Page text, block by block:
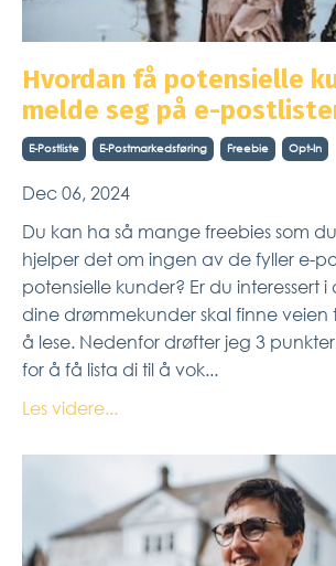
Hvordan få potensielle
melde seg på e-
E-Postliste E-Postmarkedsføring Freebie Opt-In
Dec 06, 2024
Du kan ha så mange freebies som
hjelper det om ingen av de fyller e-
potensielle kunder? Er du interessert
dine drømmekunder skal finne veien
å lese. Nedenfor drøfter jeg 3
for å få lista di til å vok...
Les videre...